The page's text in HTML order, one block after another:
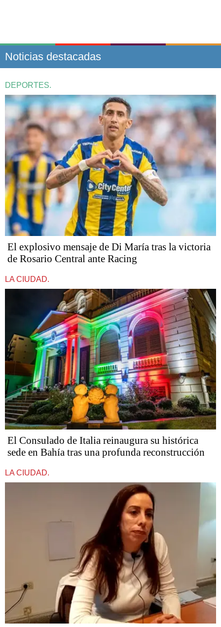
Noticias destacadas
DEPORTES.
El explosivo mensaje de Di María tras la victoria
de Rosario Central ante Racing
LA CIUDAD.
El Consulado de Italia reinaugura su histórica
sede en Bahía tras una profunda reconstrucción
LA CIUDAD.